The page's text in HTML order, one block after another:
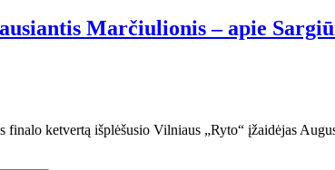
Marčiulionis – apie
ketvertą išplėšusio Vilniaus „Ryto“ įžaidėjas